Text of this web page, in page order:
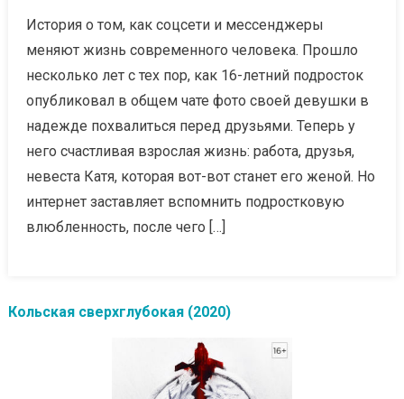
История о том, как соцсети и мессенджеры
меняют жизнь современного человека. Прошло
несколько лет с тех пор, как 16-летний подросток
опубликовал в общем чате фото своей девушки в
надежде похвалиться перед друзьями. Теперь у
него счастливая взрослая жизнь: работа, друзья,
невеста Катя, которая вот-вот станет его женой. Но
интернет заставляет вспомнить подростковую
влюбленность, после чего […]
Кольская сверхглубокая (2020)